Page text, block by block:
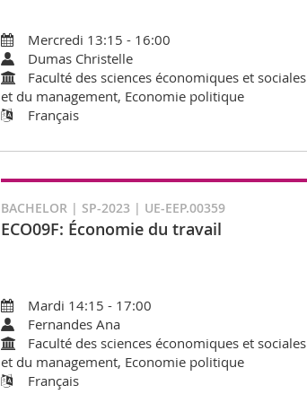
Mercredi 13:15 - 16:00
Dumas Christelle
Faculté des sciences économiques et sociales
et du management, Economie politique
Français
BACHELOR | SP-2023 | UE-EEP.00359
ECO09F: Économie du travail
Mardi 14:15 - 17:00
Fernandes Ana
Faculté des sciences économiques et sociales
et du management, Economie politique
Français